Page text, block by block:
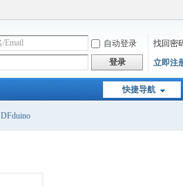
自动登录
找回密
登录 立即注
快捷导航
DFduino